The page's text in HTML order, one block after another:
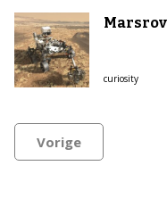
curiosity
Vorige